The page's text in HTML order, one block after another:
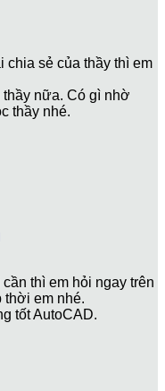
chia sẻ của thầy thì em
thầy nữa. Có gì nhờ
thầy nhé.
thì em hỏi ngay trên
thời em nhé.
tốt AutoCAD.